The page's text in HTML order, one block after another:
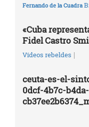
Fernando de la Cuadra
«Cuba
Fidel Castro
Vídeos rebeldes |
ceuta-es-el-
0dcf-4b7c-b4da-